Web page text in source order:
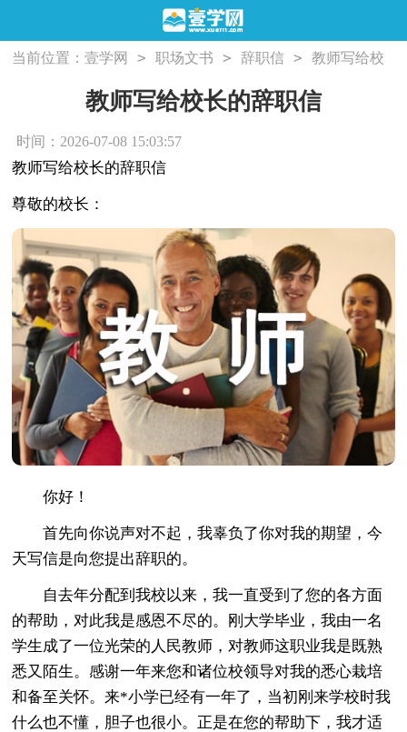
当前位置：壹学网 > 职场文书 > 辞职信 >
教师写给校
教师写给校长的辞职信
时间：2026-07-08 15:03:57
教师写给校长的辞职信
尊敬的校长：
你好！
首先向你说声对不起，我辜负了你对我的期望，今
天写信是向您提出辞职的。
自去年分配到我校以来，我一直受到了您的各方面
的帮助，对此我是感恩不尽的。刚大学毕业，我由一名
学生成了一位光荣的人民教师，对教师这职业我是既熟
悉又陌生。感谢一年来您和诸位校领导对我的悉心栽培
和备至关怀。来*小学已经有一年了，当初刚来学校时我
什么也不懂，胆子也很小。正是在您的帮助下，我才适